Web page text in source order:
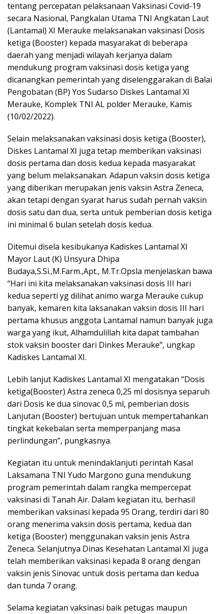
tentang percepatan pelaksanaan Vaksinasi Covid-19
secara Nasional, Pangkalan Utama TNI Angkatan Laut
(Lantamal) XI Merauke melaksanakan vaksinasi Dosis
ketiga (Booster) kepada masyarakat di beberapa
daerah yang menjadi wilayah kerjanya dalam
mendukung program vaksinasi dosis ketiga yang
dicanangkan pemerintah yang diselenggarakan di Balai
Pengobatan (BP) Yos Sudarso Diskes Lantamal XI
Merauke, Komplek TNI AL polder Merauke, Kamis
(10/02/2022).
Selain melaksanakan vaksinasi dosis ketiga (Booster),
Diskes Lantamal XI juga tetap memberikan vaksinasi
dosis pertama dan dosis kedua kepada masyarakat
yang belum melaksanakan. Adapun vaksin dosis ketiga
yang diberikan merupakan jenis vaksin Astra Zeneca,
akan tetapi dengan syarat harus sudah pernah vaksin
dosis satu dan dua, serta untuk pemberian dosis ketiga
ini minimal 6 bulan setelah dosis kedua.
Ditemui disela kesibukanya Kadiskes Lantamal XI
Mayor Laut (K) Unsyura Dhipa
Budaya,S.Si.,M.Farm.,Apt., M.Tr.Opsla menjelaskan bawa
“Hari ini kita melaksanakan vaksinasi dosis III hari
kedua seperti yg dilihat animo warga Merauke cukup
banyak, kemaren kita laksanakan vaksin dosis III hari
pertama khusus anggota Lantamal namun banyak juga
warga yang ikut, Alhamdulillah kita dapat tambahan
stok vaksin booster dari Dinkes Merauke”, ungkap
Kadiskes Lantamal XI.
Lebih lanjut Kadiskes Lantamal XI mengatakan “Dosis
ketiga(Booster) Astra zeneca 0,25 ml dosisnya separuh
dari Dosis ke dua sinovac 0,5 ml, pemberian dosis
Lanjutan (Booster) bertujuan untuk mempertahankan
tingkat kekebalan serta memperpanjang masa
perlindungan”, pungkasnya.
Kegiatan itu untuk menindaklanjuti perintah Kasal
Laksamana TNI Yudo Margono guna mendukung
program pemerintah dalam rangka mempercepat
vaksinasi di Tanah Air. Dalam kegiatan itu, berhasil
memberikan vaksinasi kepada 95 Orang, terdiri dari 80
orang menerima vaksin dosis pertama, kedua dan
ketiga (Booster) menggunakan vaksin jenis Astra
Zeneca. Selanjutnya Dinas Kesehatan Lantamal XI juga
telah memberikan vaksinasi kepada 8 orang dengan
vaksin jenis Sinovac untuk dosis pertama dan kedua
dan tunda 7 orang.
Selama kegiatan vaksinasi baik petugas maupun